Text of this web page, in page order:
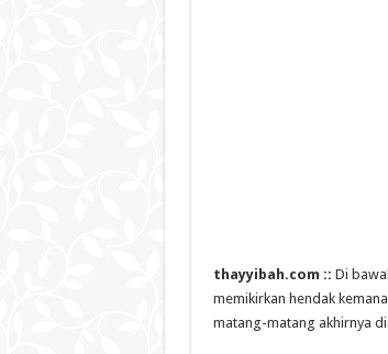
thayyibah.com :: Di
memikirkan hendak
matang-matang akhirnya